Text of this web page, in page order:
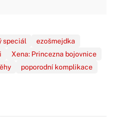
speciál
ezošmejdka
Xena: Princezna bojovnice
poporodní komplikace